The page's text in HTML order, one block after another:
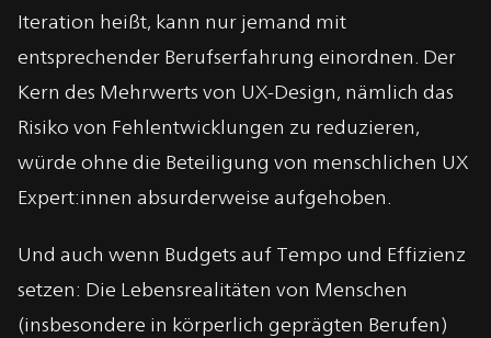
Iteration heißt, kann nur jemand mit
entsprechender Berufserfahrung einordnen. Der
Kern des Mehrwerts von UX-Design, nämlich das
Risiko von Fehlentwicklungen zu reduzieren,
würde ohne die Beteiligung von menschlichen UX
Expert:innen absurderweise aufgehoben.
Und auch wenn Budgets auf Tempo und Effizienz
setzen: Die Lebensrealitäten von Menschen
(insbesondere in körperlich geprägten Berufen)